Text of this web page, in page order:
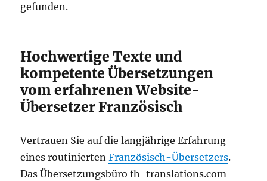
gefunden.
Hochwertige Texte und
kompetente Übersetzungen
vom erfahrenen Website-
Übersetzer Französisch
Vertrauen Sie auf die langjährige Erfahrung
eines routiniertenFranzösisch-Übersetzers.
Das Übersetzungsbüro fh-translations.com